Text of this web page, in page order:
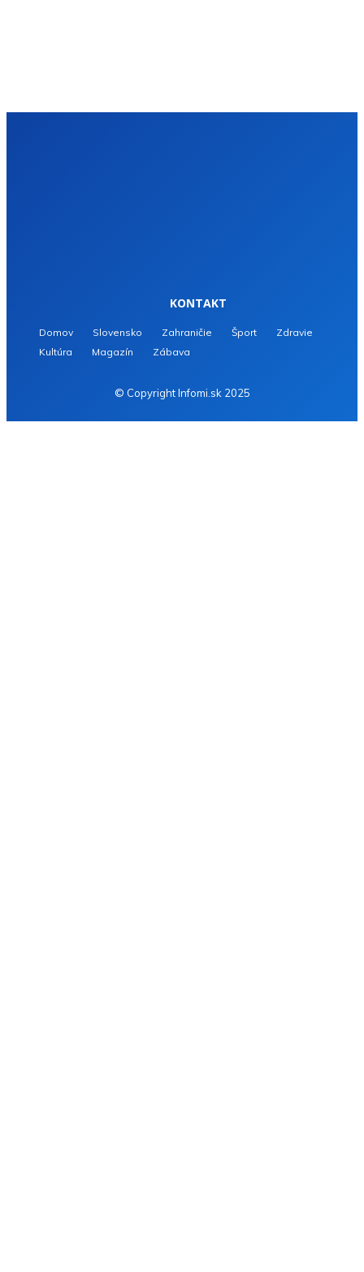
KONTAKT
Domov Slovensko Zahraničie Šport
Zdravie
Kultúra
Magazín Zábava
© Copyright Infomi.sk 2025